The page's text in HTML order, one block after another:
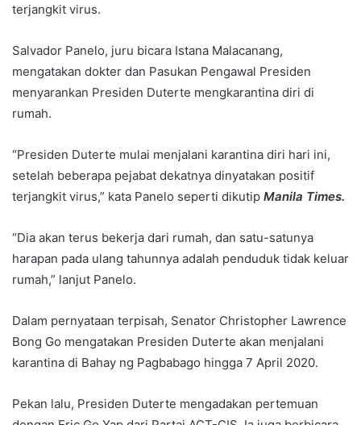
terjangkit virus.
Salvador Panelo, juru bicara Istana Malacanang,
mengatakan dokter dan Pasukan Pengawal Presiden
menyarankan Presiden Duterte mengkarantina diri di
rumah.
“Presiden Duterte mulai menjalani karantina diri hari ini,
setelah beberapa pejabat dekatnya dinyatakan positif
terjangkit virus,” kata Panelo seperti dikutip Manila Times.
“Dia akan terus bekerja dari rumah, dan satu-satunya
harapan pada ulang tahunnya adalah penduduk tidak keluar
rumah,” lanjut Panelo.
Dalam pernyataan terpisah, Senator Christopher Lawrence
Bong Go mengatakan Presiden Duterte akan menjalani
karantina di Bahay ng Pagbabago hingga 7 April 2020.
Pekan lalu, Presiden Duterte mengadakan pertemuan